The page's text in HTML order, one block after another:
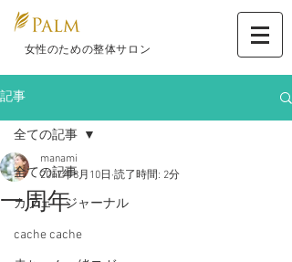
​ 女性のための整体サロン
記事
全ての記事
カフェ ジャーナル
cache cache
全ての記事
一周年
manami
2017年8月10日 読了時間: 2分